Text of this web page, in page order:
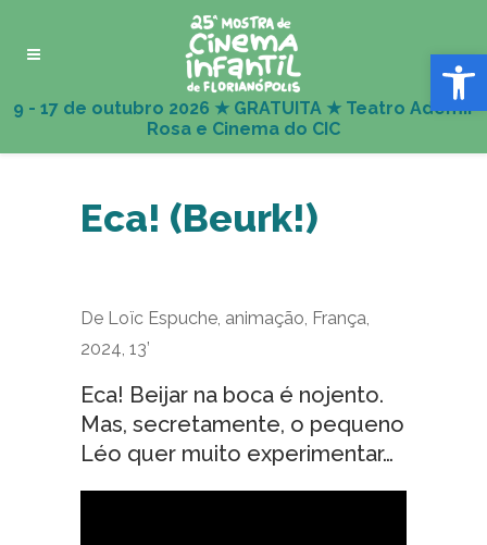
Abrir
Eca! (Beurk!)
De Loïc Espuche, animação, França,
2024, 13’
Eca! Beijar na boca é nojento.
Mas, secretamente, o pequeno
Léo quer muito experimentar…